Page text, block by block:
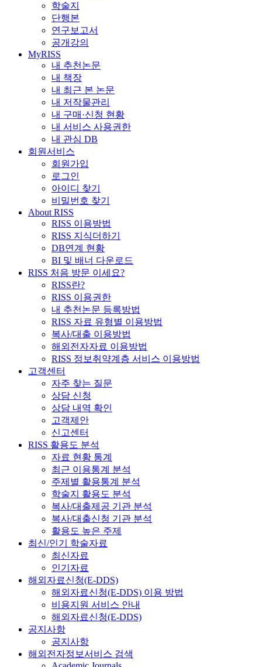
학술지
단행본
연구보고서
공개강의
MyRISS
내 추천논문
내 책장
내 최근 본 논문
내 저작물관리
내 구매·신청 현황
내 서비스 사용권한
내 관심 DB
회원서비스
회원가입
로그인
아이디 찾기
비밀번호 찾기
About RISS
RISS 이용방법
RISS 지식더하기
DB연계 현황
BI 및 배너 다운로드
RISS 처음 방문 이세요?
RISS란?
RISS 이용권한
내 추천논문 등록방법
RISS 자료 유형별 이용방법
복사/대출 이용방법
해외전자자료 이용방법
RISS 정보취약계층 서비스 이용방법
고객센터
자주 찾는 질문
상담 신청
상담 내역 확인
고객제안
신고센터
RISS 활용도 분석
자료 현황 통계
최근 이용통계 분석
주제별 활용통계 분석
학술지 활용도 분석
복사/대출제공 기관 분석
복사/대출신청 기관 분석
활용도 높은 주제
최신/인기 학술자료
최신자료
인기자료
해외자료신청(E-DDS)
해외자료신청(E-DDS) 이용 방법
비용지원 서비스 안내
해외자료신청(E-DDS)
공지사항
공지사항
해외전자정보서비스 검색